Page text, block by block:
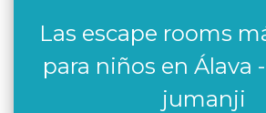
Las escape rooms
para niños en Álava
jumanji